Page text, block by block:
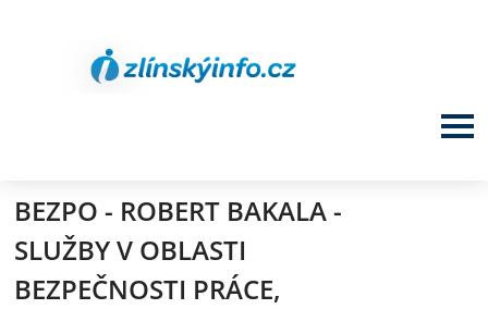
BEZPO - ROBERT BAKALA -
SLUŽBY V OBLASTI
BEZPEČNOSTI PRÁCE,